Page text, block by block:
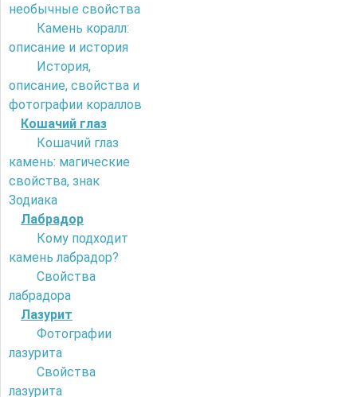
необычные свойства
Камень коралл:
описание и история
История,
описание, свойства и
фотографии кораллов
Кошачий глаз
Кошачий глаз
камень: магические
свойства, знак
Зодиака
Лабрадор
Кому подходит
камень лабрадор?
Свойства
лабрадора
Лазурит
Фотографии
лазурита
Свойства
лазурита